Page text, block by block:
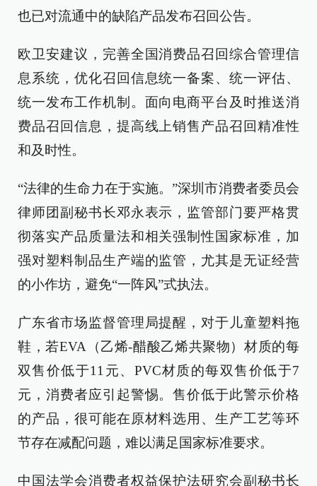
也已对流通中的缺陷产品发布召回公告。
欧卫安建议，完善全国消费品召回综合管理信
息系统，优化召回信息统一备案、统一评估、
统一发布工作机制。面向电商平台及时推送消
费品召回信息，提高线上销售产品召回精准性
和及时性。
“法律的生命力在于实施。”深圳市消费者委员会
律师团副秘书长邓永表示，监管部门要严格贯
彻落实产品质量法和相关强制性国家标准，加
强对塑料制品生产端的监管，尤其是无证经营
的小作坊，避免“一阵风”式执法。
广东省市场监督管理局提醒，对于儿童塑料拖
鞋，若EVA（乙烯-醋酸乙烯共聚物）材质的每
双售价低于11元、PVC材质的每双售价低于7
元，消费者应引起警惕。售价低于此警示价格
的产品，很可能在原材料选用、生产工艺等环
节存在减配问题，难以满足国家标准要求。
中国法学会消费者权益保护法研究会副秘书长